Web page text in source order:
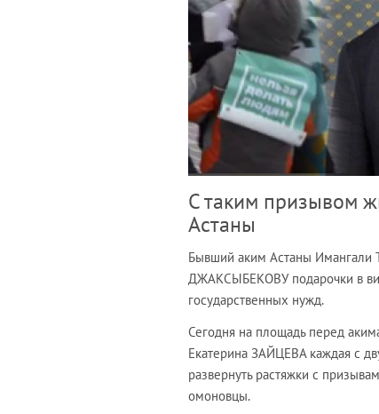
С таким призывом
Астаны
Бывший аким Астаны Имангали
ДЖАКСЫБЕКОВУ подарочки в
государственных нужд.
Сегодня на площадь перед
Екатерина ЗАЙЦЕВА каждая с
развернуть растяжки с
омоновцы.